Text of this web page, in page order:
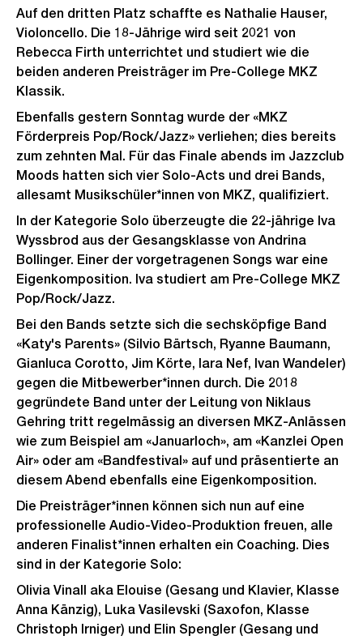
Auf den dritten Platz schaffte es Nathalie Hauser,
Violoncello. Die 18-Jährige wird seit 2021 von
Rebecca Firth unterrichtet und studiert wie die
beiden anderen Preisträger im Pre-College MKZ
Klassik.
Ebenfalls gestern Sonntag wurde der «MKZ
Förderpreis Pop/Rock/Jazz» verliehen; dies bereits
zum zehnten Mal. Für das Finale abends im Jazzclub
Moods hatten sich vier Solo-Acts und drei Bands,
allesamt Musikschüler*innen von MKZ, qualifiziert.
In der Kategorie Solo überzeugte die 22-jährige Iva
Wyssbrod aus der Gesangsklasse von Andrina
Bollinger. Einer der vorgetragenen Songs war eine
Eigenkomposition. Iva studiert am Pre-College MKZ
Pop/Rock/Jazz.
Bei den Bands setzte sich die sechsköpfige Band
«Katy's Parents» (Silvio Bärtsch, Ryanne Baumann,
Gianluca Corotto, Jim Körte, Iara Nef, Ivan Wandeler)
gegen die Mitbewerber*innen durch. Die 2018
gegründete Band unter der Leitung von Niklaus
Gehring tritt regelmässig an diversen MKZ-Anlässen
wie zum Beispiel am «Januarloch», am «Kanzlei Open
Air» oder am «Bandfestival» auf und präsentierte an
diesem Abend ebenfalls eine Eigenkomposition.
Die Preisträger*innen können sich nun auf eine
professionelle Audio-Video-Produktion freuen, alle
anderen Finalist*innen erhalten ein Coaching. Dies
sind in der Kategorie Solo:
Olivia Vinall aka Elouise (Gesang und Klavier, Klasse
Anna Känzig), Luka Vasilevski (Saxofon, Klasse
Christoph Irniger) und Elin Spengler (Gesang und